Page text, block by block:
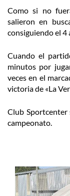
Como si no
salieron en
consiguiendo el 4
Cuando el
minutos por
veces en el
victoria de «La
Club Sportcenter
campeonato.